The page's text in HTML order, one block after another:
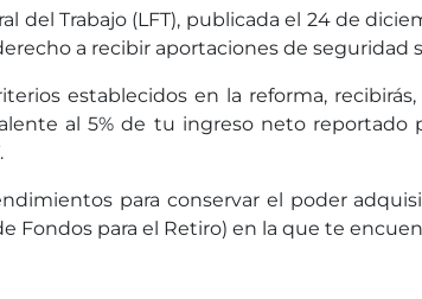
del Trabajo (LFT), publicada el 24 de
a recibir aportaciones de seguridad
establecidos en la reforma,
al 5% de tu ingreso neto
para conservar el poder
Fondos para el Retiro) en la que te